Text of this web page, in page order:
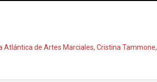
Atlántica de Artes Marciales, Cristina Tammone,